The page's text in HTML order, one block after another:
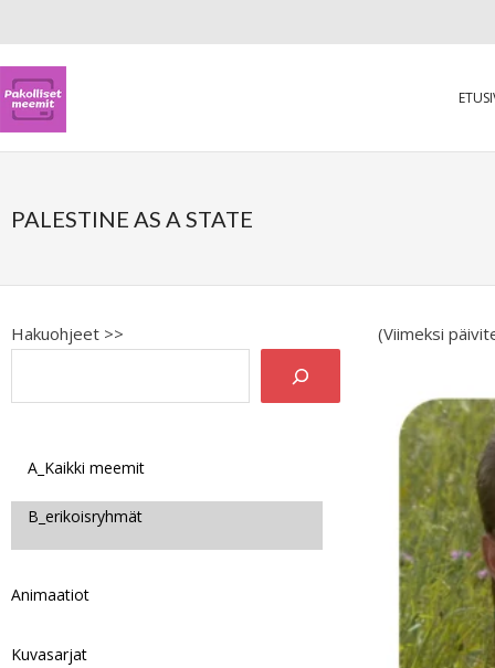
PALESTINE AS A STATE
(Viimeksi
Hakuohjeet >>
A_Kaikki meemit
B_erikoisryhmät
Animaatiot
Kuvasarjat